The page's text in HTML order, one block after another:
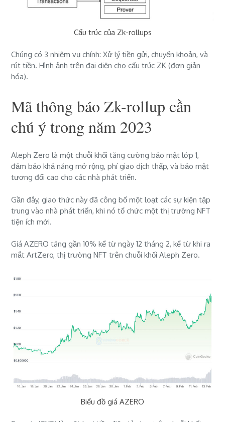
Cấu trúc của Zk-rollups
Chúng có 3 nhiệm vụ chính: Xử lý tiền gửi, chuyển khoản, và
rút tiền. Hình ảnh trên đại diện cho cấu ​​trúc ZK (đơn giản
hóa).
Mã thông báo Zk-rollup cần
chú ý trong năm 2023
Aleph Zero là một chuỗi khối tăng cường bảo mật lớp 1,
đảm bảo khả năng mở rộng, phí giao dịch thấp, và bảo mật
tương đối cao cho các nhà phát triển.
Gần đây, giao thức này đã công bố một loạt các sự kiện tập
trung vào nhà phát triển, khi nó tổ chức một thị trường NFT
tiện ích mới.
Giá AZERO tăng gần 10% kể từ ngày 12 tháng 2, kể từ khi ra
mắt ArtZero, thị trường NFT trên chuỗi khối Aleph Zero.
Biểu đồ giá AZERO